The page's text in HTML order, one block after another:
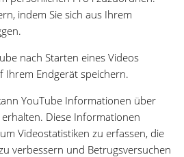
indem Sie sich aus Ihrem
nach Starten eines Videos
Ihrem Endgerät speichern.
YouTube Informationen über
Diese Informationen
Videostatistiken zu erfassen, die
verbessern und Betrugsversuchen